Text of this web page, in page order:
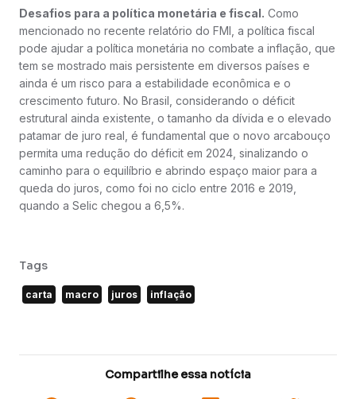
Desafios para a política monetária e fiscal. Como
mencionado no recente relatório do FMI, a política fiscal
pode ajudar a política monetária no combate a inflação, que
tem se mostrado mais persistente em diversos países e
ainda é um risco para a estabilidade econômica e o
crescimento futuro. No Brasil, considerando o déficit
estrutural ainda existente, o tamanho da dívida e o elevado
patamar de juro real, é fundamental que o novo arcabouço
permita uma redução do déficit em 2024, sinalizando o
caminho para o equilíbrio e abrindo espaço maior para a
queda do juros, como foi no ciclo entre 2016 e 2019,
quando a Selic chegou a 6,5%.
Tags
carta macro juros inflação
Compartilhe essa notícia